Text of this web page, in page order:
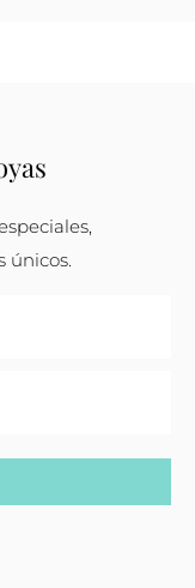
únicos.